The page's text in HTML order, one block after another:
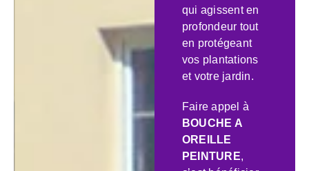
qui agissent en
profondeur tout
en protégeant
vos plantations
et votre jardin.
Faire appel à
BOUCHE A
OREILLE
PEINTURE,